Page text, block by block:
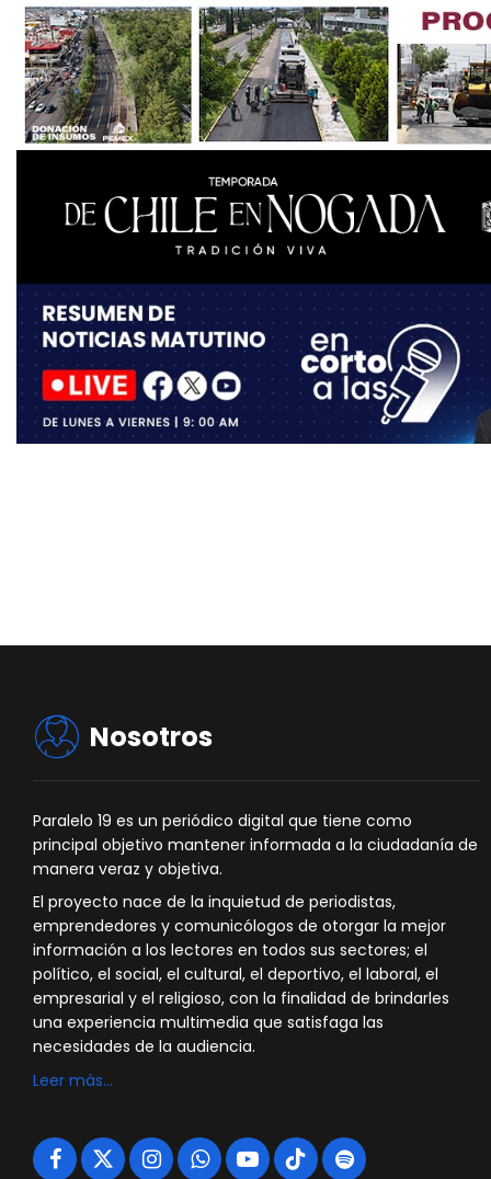
Nosotros
Paralelo 19 es un periódico digital que tiene como
principal objetivo mantener informada a la ciudadanía de
manera veraz y objetiva.
El proyecto nace de la inquietud de periodistas,
emprendedores y comunicólogos de otorgar la mejor
información a los lectores en todos sus sectores; el
político, el social, el cultural, el deportivo, el laboral, el
empresarial y el religioso, con la finalidad de brindarles
una experiencia multimedia que satisfaga las
necesidades de la audiencia.
Leer más…